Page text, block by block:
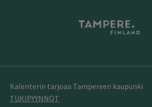
Kalenterin tarjoaa Tampereen kaupunki
TUKIPYYNNÖT